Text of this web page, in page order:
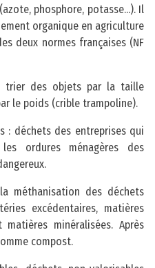
phosphore, potasse...). Il
organique en agriculture
deux normes françaises (NF
trier des objets par la taille
le poids (crible trampoline).
: déchets des entreprises qui
ordures ménagères des
méthanisation des déchets
excédentaires, matières
minéralisées. Après
compost.